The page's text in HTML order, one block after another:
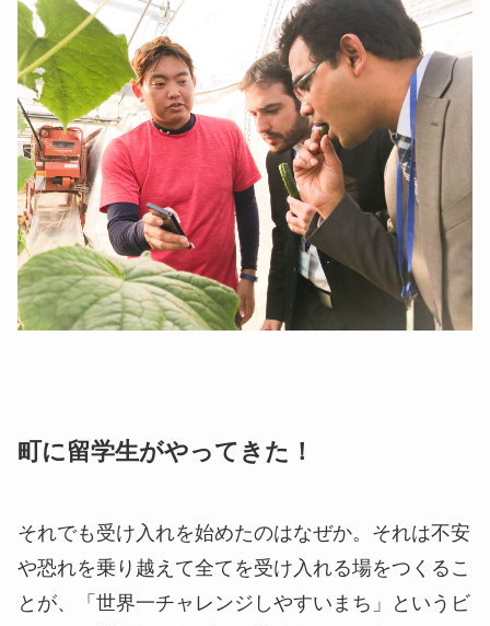
町に留学生がやってきた！
それでも受け入れを始めたのはなぜか。それは不安
や恐れを乗り越えて全てを受け入れる場をつくるこ
とが、「世界一チャレンジしやすいまち」というビ